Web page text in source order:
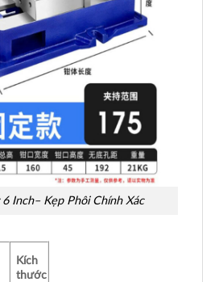
6 Inch– Kẹp Phôi Chính Xác
Kích
thước